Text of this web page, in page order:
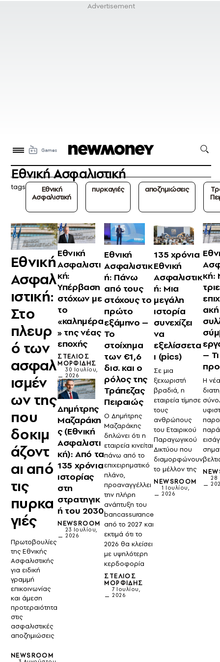
Εθνική Ασφαλιστική
tags
Εθνική
Ασφαλιστική
πυρκαγιές αποζημιώσεις
Εθνική
Ασφαλ
ιστική:
Στο
πλευρ
ό των
ασφαλ
ισμέν
ων της
που
δοκιμ
άζοντ
αι από
τις
πυρκα
γιές
Πρωτοβουλίες
της Εθνικής
Ασφαλιστικής
για ειδική
γραμμή
επικοινωνίας
και άμεση
προτεραιότητα
στις
ασφαλιστικές
αποζημιώσεις
NEWSROOM
Εθνική
Ασφαλιστι
κή:
Υπέρβαση
στόχων με
το
«καλημέρα
» της νέας
εποχής
ΣΤΈΛΙΟΣ
ΜΟΡΦΊΔΗΣ
30 Ιουλίου,
2026
Δημήτρης
Μαζαράκη
ς (Εθνική
Ασφαλιστι
κή): Από τα
135 χρόνια
ιστορίας
στη
στρατηγικ
ή του 2030
NEWSROOM
23 Ιουλίου,
2026
Εθνική
Ασφαλιστικ
ή: Πάνω
από τους
στόχους το
πρώτο
εξάμηνο –
Το
στοίχημα
των €1,6
δισ. και ο
ρόλος της
Τράπεζας
Πειραιώς
Ο Δημήτρης
Μαζαράκης
δηλώνει ότι η
εταιρεία κινείται
πάνω από το
επιχειρηματικό
πλάνο,
προαναγγέλλει
την πλήρη
ανάπτυξη του
bancassurance
από το 2027 και
εκτιμά ότι το
2026 θα κλείσει
με υψηλότερη
κερδοφορία
ΣΤΈΛΙΟΣ
ΜΟΡΦΊΔΗΣ
7 Ιουλίου,
2026
135 χρόνια
Εθνική
Ασφαλιστικ
ή: Μια
μεγάλη
ιστορία
συνεχίζει
να
εξελίσσετα
ι (pics)
Σε μια
ξεχωριστή
βραδιά, η
εταιρεία τίμησε
τους
ανθρώπους
του Εταιρικού
Παραγωγικού
Δικτύου που
διαμορφώνουν
το μέλλον της
NEWSROOM
1 Ιουλίου,
2026
κή:
ακή
– Τι
Η
28